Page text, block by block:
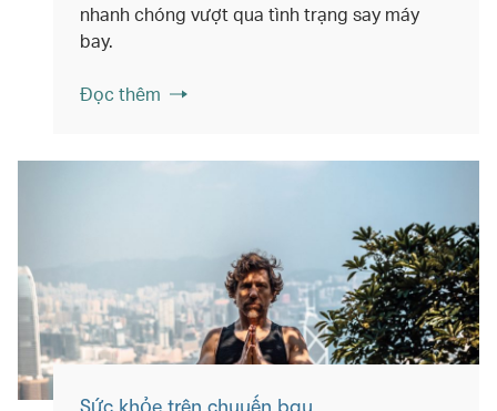
nhanh chóng vượt qua tình trạng say máy
bay.
Đọc thêm
Sức khỏe trên chuyến bay